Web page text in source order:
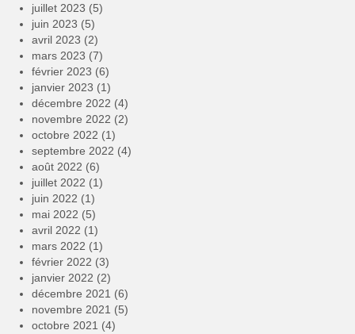
juillet 2023 (5)
juin 2023 (5)
avril 2023 (2)
mars 2023 (7)
février 2023 (6)
janvier 2023 (1)
décembre 2022 (4)
novembre 2022 (2)
octobre 2022 (1)
septembre 2022 (4)
août 2022 (6)
juillet 2022 (1)
juin 2022 (1)
mai 2022 (5)
avril 2022 (1)
mars 2022 (1)
février 2022 (3)
janvier 2022 (2)
décembre 2021 (6)
novembre 2021 (5)
octobre 2021 (4)